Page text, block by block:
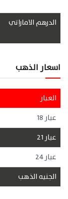
الدرهم الاماراتي
اسعار الذهب
العيار
عيار 18
عيار 21
عيار 24
الجنيه الذهب